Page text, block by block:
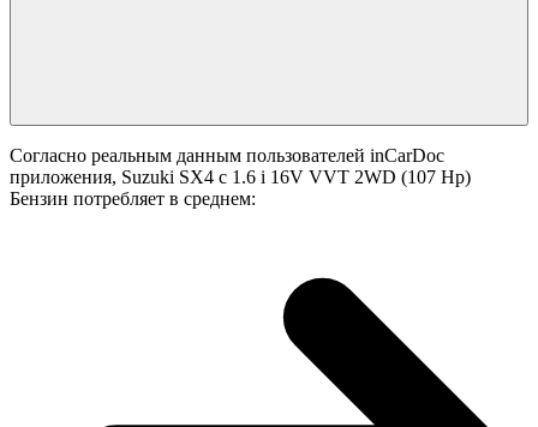
Согласно реальным данным пользователей inCarDoc
приложения, Suzuki SX4 с 1.6 i 16V VVT 2WD (107 Hp)
Бензин потребляет в среднем: